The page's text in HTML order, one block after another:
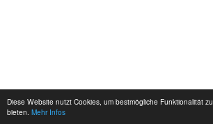
Diese Website nutzt Cookies, um bestmögliche Funktionalität zu
bieten. Mehr Infos